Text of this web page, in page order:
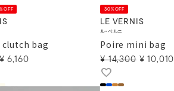
bag
¥ 6,160
30%OFF
LE VERNIS
ル・ベルニ
Poire mini bag
¥ 14,300 ¥ 10,010